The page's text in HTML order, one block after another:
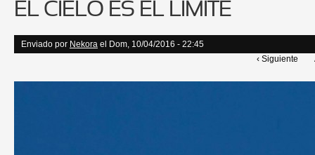
EL CIELO ES EL LIMITE
Enviado por Nekora el Dom, 10/04/2016 - 22:45
‹ Siguiente